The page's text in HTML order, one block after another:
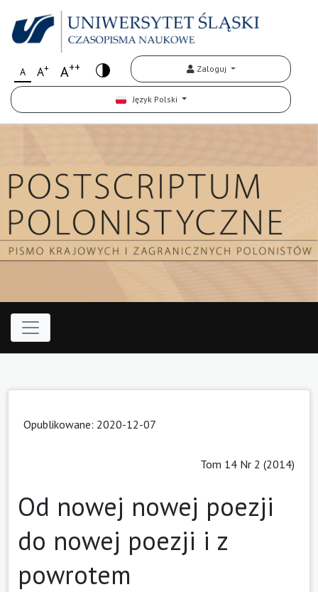
A A+ A++ Zaloguj
Język Polski
Opublikowane: 2020-12-07
Tom 14 Nr 2 (2014)
Od nowej nowej poezji
do nowej poezji i z
powrotem